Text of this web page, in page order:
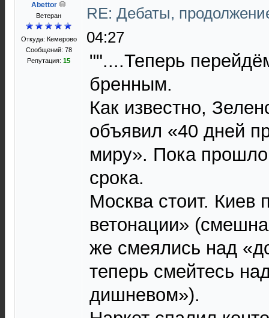
Abettor
Ветеран
Откуда: Кемерово
Сообщений: 78
Репутация: 15
RE: Дебаты,
04:27
""....Теперь
бренным.
Как известно,
объявил «40 дней
миру». Пока прошло
срока.
Москва стоит.
ветонации»
же смеялись над
теперь смейтесь
дишневом»).